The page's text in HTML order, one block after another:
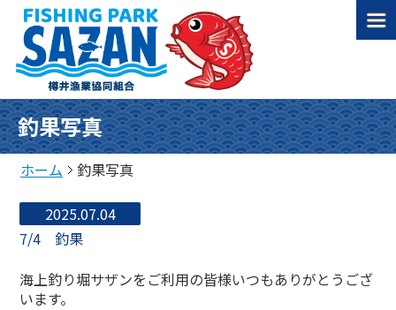
釣果写真
ホーム 釣果写真
2025.07.04
7/4 釣果
海上釣り堀サザンをご利用の皆様いつもありがとうござ
います。